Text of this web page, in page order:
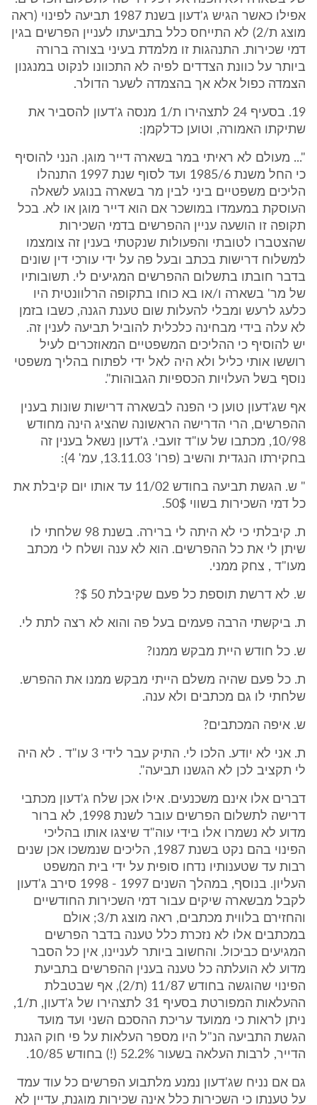
אפילו כאשר הגיש ג'דעון בשנת 1987 תביעה לפינוי (ראה
מוצג ת/2) לא התייחס כלל בתביעתו לעניין הפרשים בגין
דמי שכירות. התנהגות זו מלמדת בעיני בצורה ברורה
ביותר על כוונת הצדדים לפיה לא התכוונו לנקוט במנגנון
הצמדה כפול אלא אך בהצמדה לשער הדולר.
19. בסעיף 24 לתצהירו ת/1 מנסה ג'דעון להסביר את
שתיקתו האמורה, וטוען כדלקמן:
"... מעולם לא ראיתי במר בשארה דייר מוגן. הנני להוסיף
כי החל משנת 1985/6 ועד לסוף שנת 1997 התנהלו
הליכים משפטיים ביני לבין מר בשארה בנוגע לשאלה
העוסקת במעמדו במושכר אם הוא דייר מוגן או לא. בכל
תקופה זו הושעה עניין ההפרשים בדמי השכירות
שהצטברו לטובתי והפעולות שנקטתי בענין זה צומצמו
למשלוח דרישות בכתב ובעל פה על ידי עורכי דין שונים
בדבר חובתו בתשלום ההפרשים המגיעים לי. תשובותיו
של מר' בשארה ו/או בא כוחו בתקופה הרלוונטית היו
כלעג לרעש ומבלי להעלות שום טענת הגנה, כשבו בזמן
לא עלה בידי מבחינה כלכלית להוביל תביעה לענין זה.
יש להוסיף כי ההליכים המשפטיים המאוזכרים לעיל
רוששו אותי כליל ולא היה לאל ידי לפתוח בהליך משפטי
נוסף בשל העלויות הכספיות הגבוהות".
אף שג'דעון טוען כי הפנה לבשארה דרישות שונות בענין
ההפרשים, הרי הדרישה הראשונה שהציג הינה מחודש
10/98, מכתבו של עו"ד זועבי. ג'דעון נשאל בענין זה
בחקירתו הנגדית והשיב (פרו' 13.11.03, עמ' 4):
" ש. הגשת תביעה בחודש 11/02 עד אותו יום קיבלת את
כל דמי השכירות בשווי 50$.
ת. קיבלתי כי לא היתה לי ברירה. בשנת 98 שלחתי לו
שיתן לי את כל ההפרשים. הוא לא ענה ושלח לי מכתב
מעו"ד , צחק ממני.
ש. לא דרשת תוספת כל פעם שקיבלת 50 $?
ת. ביקשתי הרבה פעמים בעל פה והוא לא רצה לתת לי.
ש. כל חודש היית מבקש ממנו?
ת. כל פעם שהיה משלם הייתי מבקש ממנו את ההפרש.
שלחתי לו גם מכתבים ולא ענה.
ש. איפה המכתבים?
ת. אני לא יודע. הלכו לי. התיק עבר לידי 3 עו"ד . לא היה
לי תקציב לכן לא הגשנו תביעה".
דברים אלו אינם משכנעים. אילו אכן שלח ג'דעון מכתבי
דרישה לתשלום הפרשים עובר לשנת 1998, לא ברור
מדוע לא נשמרו אלו בידי עוה"ד שיצגו אותו בהליכי
הפינוי בהם נקט בשנת 1987, הליכים שנמשכו אכן שנים
רבות עד שטענותיו נדחו סופית על ידי בית המשפט
העליון. בנוסף, במהלך השנים 1997 - 1998 סירב ג'דעון
לקבל מבשארה שיקים עבור דמי השכירות החודשיים
והחזירם בלווית מכתבים, ראה מוצג ת/3; אולם
במכתבים אלו לא נזכרת כלל טענה בדבר הפרשים
המגיעים כביכול. והחשוב ביותר לעניינו, אין כל הסבר
מדוע לא הועלתה כל טענה בענין ההפרשים בתביעת
הפינוי שהוגשה בחודש 11/87 (ת/2), אף שבטבלת
ההעלאות המפורטת בסעיף 31 לתצהירו של ג'דעון, ת/1,
ניתן לראות כי ממועד עריכת ההסכם השני ועד מועד
הגשת התביעה הנ"ל היו מספר העלאות על פי חוק הגנת
הדייר, לרבות העלאה בשעור 52.2% (!) בחודש 10/85.
גם אם נניח שג'דעון נמנע מלתבוע הפרשים כל עוד עמד
על טענתו כי השכירות כלל אינה שכירות מוגנת, עדיין לא